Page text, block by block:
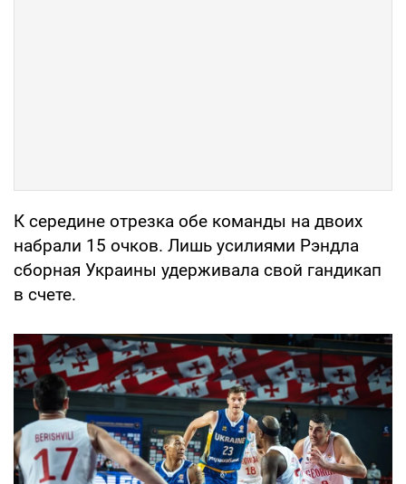
К середине отрезка обе команды на двоих
набрали 15 очков. Лишь усилиями Рэндла
сборная Украины удерживала свой гандикап
в счете.